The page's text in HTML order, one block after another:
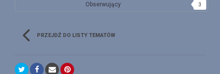
Obserwujący 3
PRZEJDŹ DO LISTY TEMATÓW